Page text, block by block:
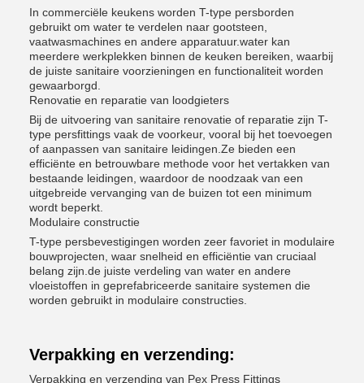
In commerciële keukens worden T-type persborden
gebruikt om water te verdelen naar gootsteen,
vaatwasmachines en andere apparatuur.water kan
meerdere werkplekken binnen de keuken bereiken, waarbij
de juiste sanitaire voorzieningen en functionaliteit worden
gewaarborgd.
Renovatie en reparatie van loodgieters
Bij de uitvoering van sanitaire renovatie of reparatie zijn T-
type persfittings vaak de voorkeur, vooral bij het toevoegen
of aanpassen van sanitaire leidingen.Ze bieden een
efficiënte en betrouwbare methode voor het vertakken van
bestaande leidingen, waardoor de noodzaak van een
uitgebreide vervanging van de buizen tot een minimum
wordt beperkt.
Modulaire constructie
T-type persbevestigingen worden zeer favoriet in modulaire
bouwprojecten, waar snelheid en efficiëntie van cruciaal
belang zijn.de juiste verdeling van water en andere
vloeistoffen in geprefabriceerde sanitaire systemen die
worden gebruikt in modulaire constructies.
Verpakking en verzending:
Verpakking en verzending van Pex Press Fittings